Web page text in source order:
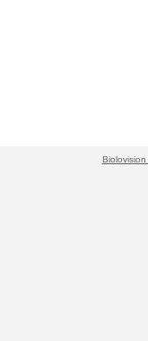
Biolovision